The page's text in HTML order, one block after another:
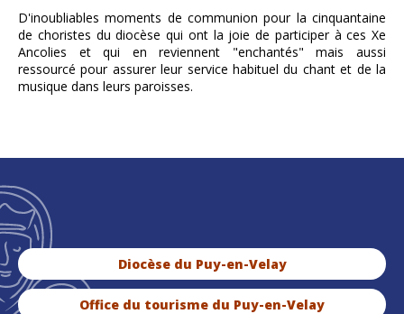
D'inoubliables moments de communion pour la cinquantaine
de choristes du diocèse qui ont la joie de participer à ces Xe
Ancolies et qui en reviennent "enchantés" mais aussi
ressourcé pour assurer leur service habituel du chant et de la
musique dans leurs paroisses.
Diocèse du Puy-en-Velay
Office du tourisme du Puy-en-Velay